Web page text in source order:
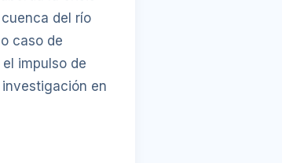
del río
caso de
impulso de
en